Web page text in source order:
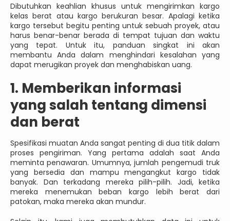
Dibutuhkan keahlian khusus untuk mengirimkan kargo
kelas berat atau kargo berukuran besar. Apalagi ketika
kargo tersebut begitu penting untuk sebuah proyek, atau
harus benar-benar berada di tempat tujuan dan waktu
yang tepat. Untuk itu, panduan singkat ini akan
membantu Anda dalam menghindari kesalahan yang
dapat merugikan proyek dan menghabiskan uang.
1. Memberikan informasi
yang salah tentang dimensi
dan berat
Spesifikasi muatan Anda sangat penting di dua titik dalam
proses pengiriman. Yang pertama adalah saat Anda
meminta penawaran. Umumnya, jumlah pengemudi truk
yang bersedia dan mampu mengangkut kargo tidak
banyak. Dan terkadang mereka pilih-pilih. Jadi, ketika
mereka menemukan beban kargo lebih berat dari
patokan, maka mereka akan mundur.